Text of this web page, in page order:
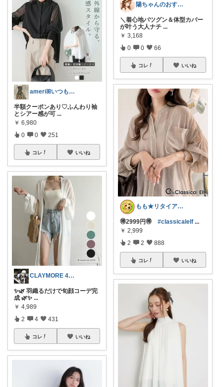
ameriꕤいつもありがとう
半額クーポンあり♡ふんわり袖
とシアー感が可 ...
￥ 6,980
0 0 251
コレ いいね
CLAYMORE 4日経由購入感謝です
✨🌿 羽織るだけで旬顔コーデ完
成 🌿✨ ...
￥ 4,989
2 4 431
コレ いいね
陽ちゃんのおすすめROOM
＼着心地バツグン＆体型カバー
が叶う大人ナチ ...
￥ 3,168
0 0 66
コレ いいね
もも★リタイアOL主婦
🉐2999円🉐 #classicalelf ...
￥ 2,999
2 2 888
コレ いいね